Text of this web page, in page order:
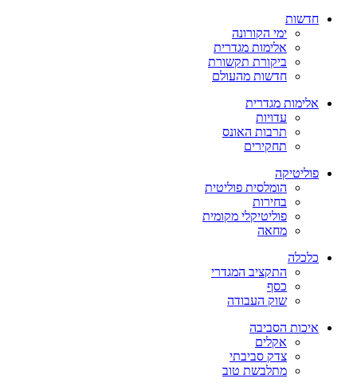
חדשות
ימי הקורונה
אלימות מגדרית
ביקורת תקשורת
חדשות מהעולם
אלימות מגדרית
עדויות
תרבות האונס
תחקירים
פוליטיקה
הומלסית פוליטית
בחירות
פוליטיקלי מקומית
מחאה
כלכלה
התקציב המגדרי
כסף
שוק העבודה
איכות הסביבה
אקלים
צדק סביבתי
מתלבשת טוב